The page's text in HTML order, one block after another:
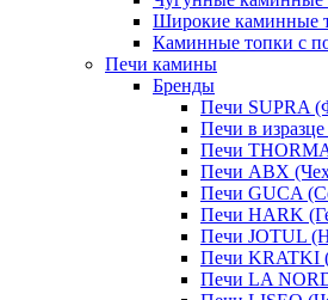
Широкие каминные
Каминные топки с
Печи камины
Бренды
Печи SUPRA
Печи в
Печи
Печи ABX
Печи GUCA
Печи HARK
Печи JOTUL
Печи KRATKI
Печи LA